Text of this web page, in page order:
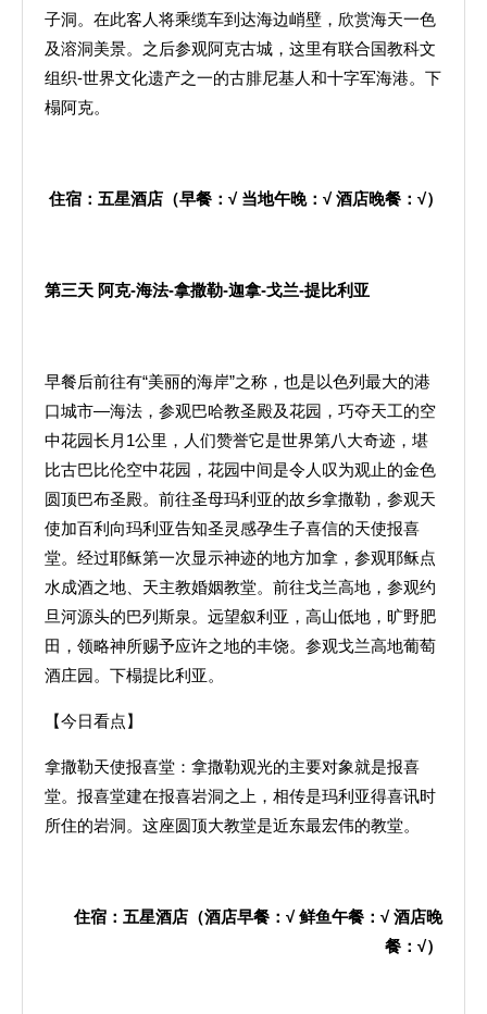
子洞。在此客人将乘缆车到达海边峭壁，欣赏海天一色
及溶洞美景。之后参观阿克古城，这里有联合国教科文
组织-世界文化遗产之一的古腓尼基人和十字军海港。下
榻阿克。
住宿：五星酒店（早餐： √ 当地午晚： √酒店晚餐： √）
第三天 阿克-海法-拿撒勒-迦拿-戈兰-提比利亚
早餐后前往有“美丽的海岸”之称，也是以色列最大的港
口城市—海法，参观巴哈教圣殿及花园，巧夺天工的空
中花园长月1公里，人们赞誉它是世界第八大奇迹，堪
比古巴比伦空中花园，花园中间是令人叹为观止的金色
圆顶巴布圣殿。前往圣母玛利亚的故乡拿撒勒，参观天
使加百利向玛利亚告知圣灵感孕生子喜信的天使报喜
堂。经过耶稣第一次显示神迹的地方加拿，参观耶稣点
水成酒之地、天主教婚姻教堂。前往戈兰高地，参观约
旦河源头的巴列斯泉。远望叙利亚，高山低地，旷野肥
田，领略神所赐予应许之地的丰饶。参观戈兰高地葡萄
酒庄园。下榻提比利亚。
【今日看点】
拿撒勒天使报喜堂：拿撒勒观光的主要对象就是报喜
堂。报喜堂建在报喜岩洞之上，相传是玛利亚得喜讯时
所住的岩洞。这座圆顶大教堂是近东最宏伟的教堂。
住宿：五星酒店（酒店早餐： √鲜鱼午餐： √酒店晚
餐： √）